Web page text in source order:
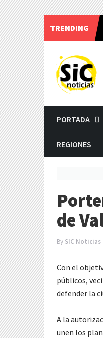
TRENDING
Skip
to
content
PORTADA
REGIONES
de
By SIC Noticias
Con el
públicos,
defender la
A la
unen los